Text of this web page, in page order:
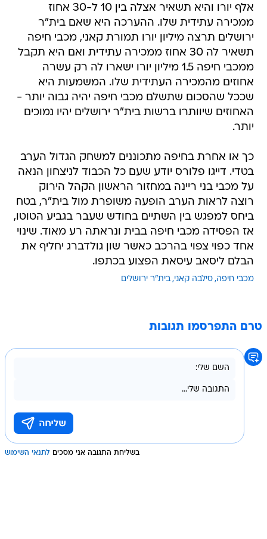
ירושלים תרצה מיליון יורו תמורת קאני, מכבי חיפה
תשאיר לה 30 אחוז ממכירה עתידית ואם היא תקבל
ממכבי חיפה 1.5 מיליון יורו ישארו לה רק עשרה
אחוזים מהמכירה העתידית שלו. המשמעות היא
שככל שהסכום שתשלם מכבי חיפה יהיה גבוה יותר -
האחוזים שיוותרו ברשות בית"ר ירושלים יהיו נמוכים
יותר.
כך או אחרת בחיפה מתכוננים למשחק הגדול הערב
על מכבי בני ריינה במחזור הראשון הקהל הירוק
רוצה לראות הערב הופעה משופרת מול בית"ר, בטח
ביחס למפגש בין השתיים בחודש שעבר בגביע הטוטו,
אז הפסידה מכבי חיפה בבית ונראתה רע מאוד. שינוי
אחד כפוי צפוי בהרכב כאשר שון גולדברג יחליף את
הבלם ליסאב עיסאת הפצוע בכתפו.
מכבי חיפה סילבה קאני בית"ר ירושלים
בשליחת התגובה אני מסכים לתנאי השימוש